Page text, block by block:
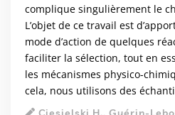
complique singulièrement le
L’objet de ce travail est
mode d’action de quelques
faciliter la sélection, tout en
les mécanismes physico-
cela, nous utilisons des